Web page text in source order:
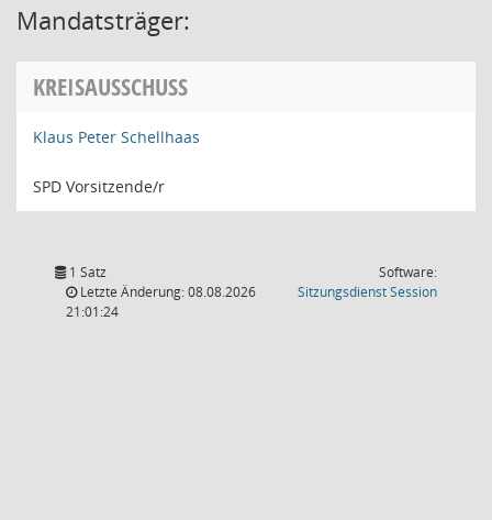
Mandatsträger:
KREISAUSSCHUSS
Klaus Peter Schellhaas
SPD Vorsitzende/r
1 Satz
Letzte Änderung: 08.08.2026
21:01:24
Software:
SitzungsdienstSession(Wird in